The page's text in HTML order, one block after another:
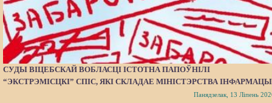
СУДЫ ВІЦЕБСКАЙ ВОБЛАСЦІ ІСТОТНА ПАПОЎНІЛІ
“ЭКСТРЭМІСЦКІ” СПІС, ЯКІ СКЛАДАЕ МІНІСТЭРСТВА
Панядзелак, 13 Ліпень